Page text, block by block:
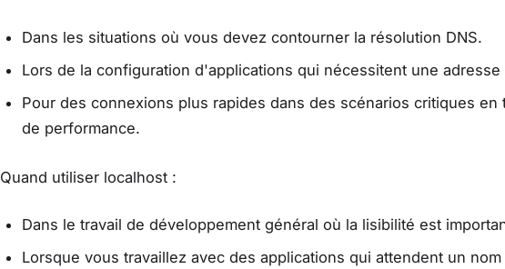
Dans les situations où vous devez contourner la résolution DNS.
Lors de la configuration d'applications qui nécessitent une adresse
Pour des connexions plus rapides dans des scénarios critiques en
de performance.
Quand utiliser localhost :
Dans le travail de développement général où la lisibilité est
Lorsque vous travaillez avec des applications qui attendent un